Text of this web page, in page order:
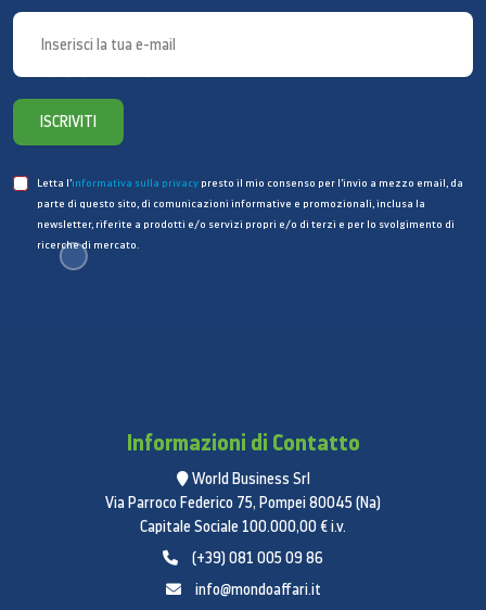
ISCRIVITI
Letta l’informativa sulla privacy presto il mio consenso per l’invio a mezzo email, da
parte di questo sito, di comunicazioni informative e promozionali, inclusa la
newsletter, riferite a prodotti e/o servizi propri e/o di terzi e per lo svolgimento di
ricerche di mercato.
Informazioni di Contatto
World Business Srl
Via Parroco Federico 75, Pompei 80045 (Na)
Capitale Sociale 100.000,00 € i.v.
(+39) 081 005 09 86
info@mondoaffari.it